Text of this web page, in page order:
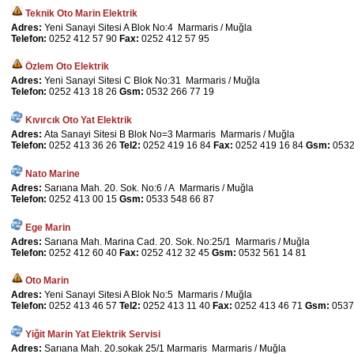
Teknik Oto Marin Elektrik
Adres: Yeni Sanayi Sitesi A Blok No:4 Marmaris / Muğla
Telefon: 0252 412 57 90 Fax: 0252 412 57 95
Özlem Oto Elektrik
Adres: Yeni Sanayi Sitesi C Blok No:31 Marmaris / Muğla
Telefon: 0252 413 18 26 Gsm: 0532 266 77 19
Kıvırcık Oto Yat Elektrik
Adres: Ata Sanayi Sitesi B Blok No=3 Marmaris Marmaris / Muğla
Telefon: 0252 413 36 26 Tel2: 0252 419 16 84 Fax: 0252 419 16 84 Gsm:
Nato Marine
Adres: Sarıana Mah. 20. Sok. No:6 / A Marmaris / Muğla
Telefon: 0252 413 00 15 Gsm: 0533 548 66 87
Ege Marin
Adres: Sarıana Mah. Marina Cad. 20. Sok. No:25/1 Marmaris / Muğla
Telefon: 0252 412 60 40 Fax: 0252 412 32 45 Gsm: 0532 561 14 81
Oto Marin
Adres: Yeni Sanayi Sitesi A Blok No:5 Marmaris / Muğla
Telefon: 0252 413 46 57 Tel2: 0252 413 11 40 Fax: 0252 413 46 71 Gsm:
Yiğit Marin Yat Elektrik Servisi
Adres: Sarıana Mah. 20.sokak 25/1 Marmaris Marmaris / Muğla